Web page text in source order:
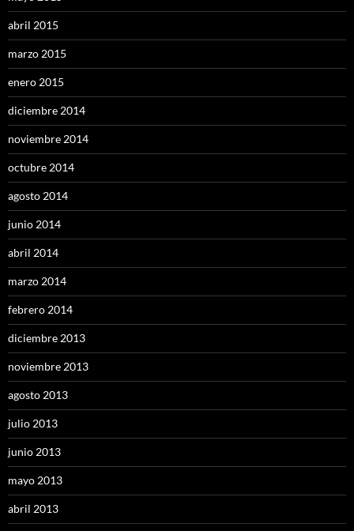
abril 2015
marzo 2015
enero 2015
diciembre 2014
noviembre 2014
octubre 2014
agosto 2014
junio 2014
abril 2014
marzo 2014
febrero 2014
diciembre 2013
noviembre 2013
agosto 2013
julio 2013
junio 2013
mayo 2013
abril 2013